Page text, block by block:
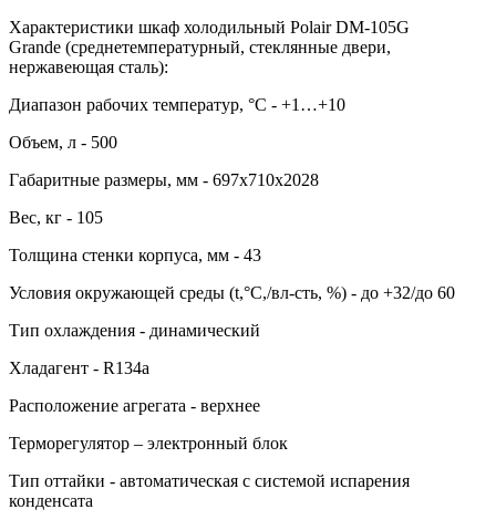
Характеристики шкаф холодильный Polair DM-105G
Grande (среднетемпературный, стеклянные двери,
нержавеющая сталь):
Диапазон рабочих температур, °C - +1…+10
Объем, л - 500
Габаритные размеры, мм - 697х710х2028
Вес, кг - 105
Толщина стенки корпуса, мм - 43
Условия окружающей среды (t,°C,/вл-сть, %) - до +32/до 60
Тип охлаждения - динамический
Хладагент - R134a
Расположение агрегата - верхнее
Терморегулятор – электронный блок
Тип оттайки - автоматическая с системой испарения
конденсата